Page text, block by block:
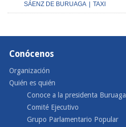
SÁENZ DE BURUAGA TAXI
Conócenos
Organización
Quién es quién
Conoce a la presidenta Buruaga
Comité Ejecutivo
Grupo Parlamentario Popular